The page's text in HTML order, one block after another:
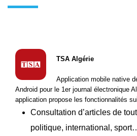
TSA Algérie
Application mobile native
Android pour le 1er journal électronique
application propose les fonctionnalités
Consultation d’articles de
politique, international,